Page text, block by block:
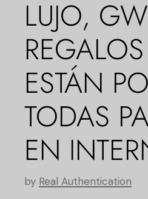
LUJO,
ESTÁN
TODAS
EN
by Real Authentication